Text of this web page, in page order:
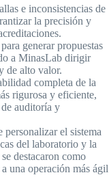
e inconsistencias de
la precisión y
generar propuestas
a MinasLab dirigir
de alto valor.
completa de la
rigurosa y eficiente,
auditoría y
personalizar el sistema
del laboratorio y la
destacaron como
una operación más ágil